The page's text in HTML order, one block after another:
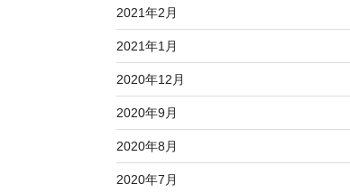
2021年2月
2021年1月
2020年12月
2020年9月
2020年8月
2020年7月